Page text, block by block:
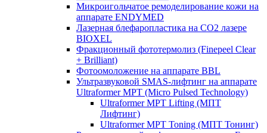
Микроигольчатое ремоделирование кожи на
аппарате ENDYMED
Лазерная блефаропластика на CO2 лазере
BIOXEL
Фракционный фототермолиз (Finepeel Clear
+ Brilliant)
Фотоомоложение на аппарате BBL
Ультразвуковой SMAS-лифтинг на аппарате
Ultraformer MPT (Micro Pulsed Technology)
Ultraformer MPT Lifting (МПТ
Лифтинг)
Ultraformer MPT Toning (МПТ Тонинг)